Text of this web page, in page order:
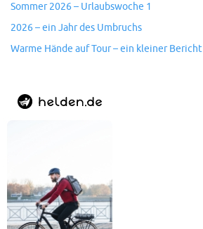
Sommer 2026 – Urlaubswoche 1
2026 – ein Jahr des Umbruchs
Warme Hände auf Tour – ein kleiner Bericht